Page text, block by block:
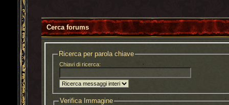
Cerca forums
Ricerca per parola chiave
Chiavi di ricerca:
Verifica Immagine